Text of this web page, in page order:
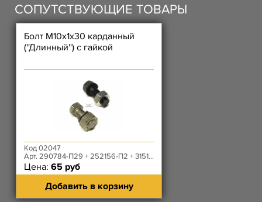
СОПУТСТВУЮЩИЕ ТОВАРЫ
Болт М10х1х30 карданный
(''Длинный'') с гайкой
Код 02047
Арт. 290784-П29 + 252156-П2 + 3151-20-2401059-10
Цена: 65 руб
Добавить в корзину